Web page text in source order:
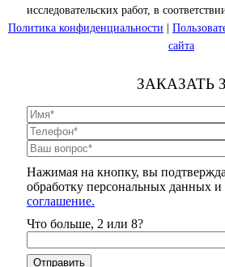
исследовательских работ, в
Политика конфиденциальности
сайта
ЗАКАЗАТЬ
Нажимая на кнопку, вы
обработку персональных данных
соглашение.
Что больше, 2 или 8?